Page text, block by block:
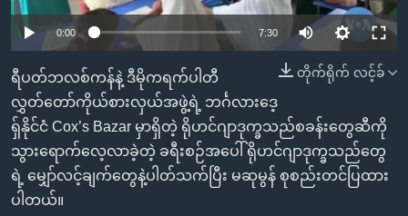
ကျော်
ကြည့်
ရှာဖွေ
ရန်
နေရာ
သို့
ကျော်
ရန်
ဘာသာစကားများ
0:00 7:30
တိုက်ရိုက် လင့်ခ်
ရီပတ်ဘလစ်ကန်နဲ့ ဒီမိုကရက်ပါတီ
လွှတ်တော်ကိုယ်စားလှယ်အဖွဲ့ရဲ့ ဘင်္ဂလားဒေ့
ရှ်နိုင်ငံ Cox’s Bazar မှာရှိတဲ့ ရိုဟင်ဂျာဒုက္ခသည်စခန်းတွေဆီကို
သွားရောက်လေ့လာခဲ့တဲ့ ခရီးစဉ်အပေါ် ရိုဟင်ဂျာဒုက္ခသည်တွေ
ရဲ့ မျှော်လင့်ချက်တွေနဲ့ပါတ်သက်ပြီး မဆုမွန် စုစည်းတင်ပြထား
ပါတယ်။